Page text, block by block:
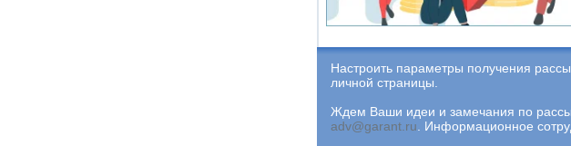
Настроить параметры получения
личной страницы.
Ждем Ваши идеи и замечания по
adv@garant.ru
Информационное